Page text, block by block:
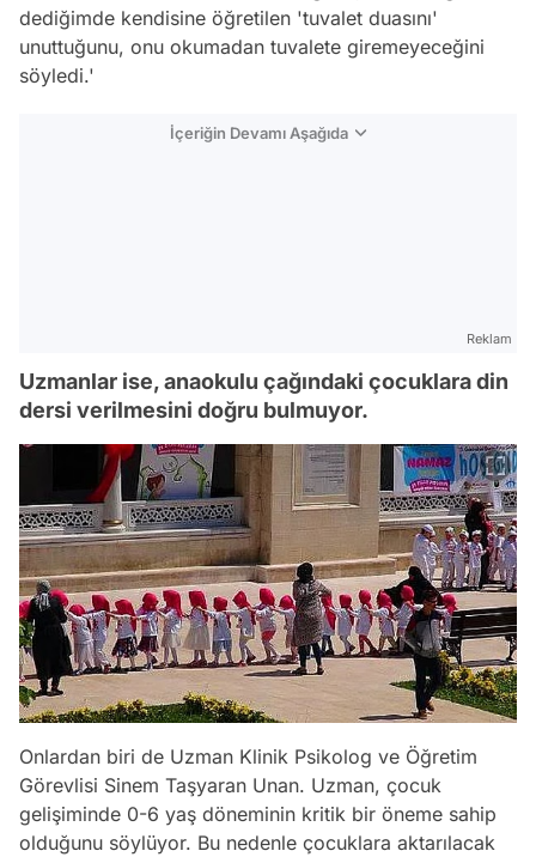
dediğimde kendisine öğretilen 'tuvalet duasını'
unuttuğunu, onu okumadan tuvalete giremeyeceğini
söyledi.'
İçeriğin Devamı Aşağıda
Reklam
Uzmanlar ise, anaokulu çağındaki çocuklara din
dersi verilmesini doğru bulmuyor.
Onlardan biri de Uzman Klinik Psikolog ve Öğretim
Görevlisi Sinem Taşyaran Unan. Uzman, çocuk
gelişiminde 0-6 yaş döneminin kritik bir öneme sahip
olduğunu söylüyor. Bu nedenle çocuklara aktarılacak